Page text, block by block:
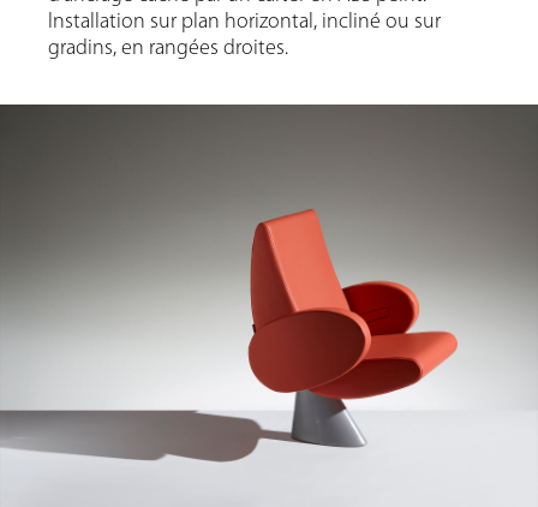
Installation sur plan horizontal, incliné ou sur
gradins, en rangées droites.